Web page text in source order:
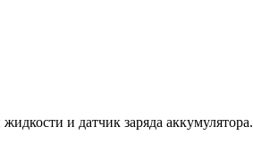
и датчик заряда аккумулятора.